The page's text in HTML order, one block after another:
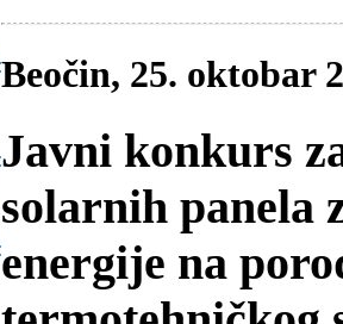
Beočin, 25. oktobar
Javni konkurs
solarnih panela
energije na